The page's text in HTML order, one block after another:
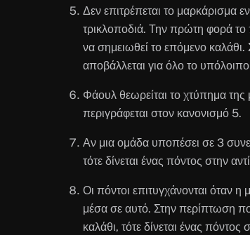
Δεν επιτρέπεται το μαρκάρισμα
τρικλοποδιά. Την πρώτη φορά το
να σημειωθεί το επόμενο
αποβάλλεται για όλο το υπόλοιπο
Φάουλ θεωρείται το χτύπημα της
περιγράφεται στον κανονισμό 5.
Αν μια ομάδα υποπέσει σε 3
τότε δίνεται ένας πόντος στην
Οι πόντοι επιτυγχάνονται όταν
μέσα σε αυτό. Στην περίπτωση
καλάθι, τότε δίνεται ένας πόντος